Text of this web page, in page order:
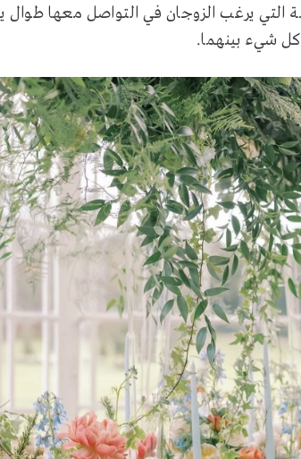
التي يرغب الزوجان في التواصل معها
شيء بينهما.